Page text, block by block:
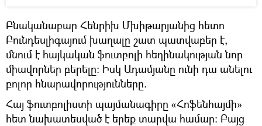
Բնականաբար Հենրիխ Մխիթարյանից հետո
Բունդեսլիգայում խաղալը շատ պատվաբեր է,
մնում է հայկական ֆուտբոլի հեղինակության նոր
միավորներ բերելը: Իսկ Ադամյանը ունի դա անելու
բոլոր հնարավորությունները.
Հայ ֆուտբոլիստի պայմանագիրը «Հոֆենհայմի»
հետ նախատեսված է երեք տարվա համար: Բայց